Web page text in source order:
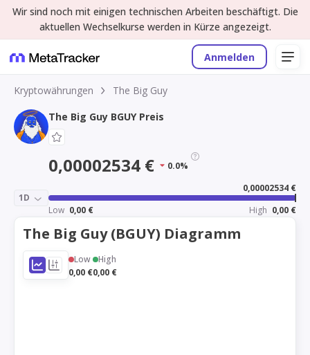
Wir sind noch mit einigen technischen Arbeiten beschäftigt. Die
aktuellen Wechselkurse werden in Kürze angezeigt.
Anmelden
Kryptowährungen
The Big Guy
The Big Guy BGUY Preis
0,00002534 € 0.0%
1D
0,00002534 €
Low 0,00 € High 0,00 €
The Big Guy (BGUY) Diagramm
Low
0,00 €
High
0,00 €